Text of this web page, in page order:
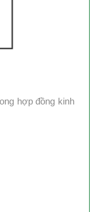
hợp đồng kinh